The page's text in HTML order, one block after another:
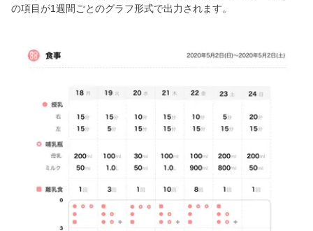
の項目が1週間ごとのグラフ形式で出力されます。